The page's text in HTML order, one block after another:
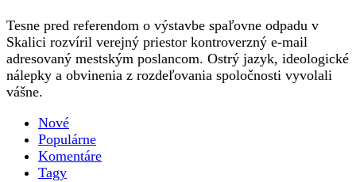
Tesne pred referendom o výstavbe spaľovne odpadu v
Skalici rozvíril verejný priestor kontroverzný e-mail
adresovaný mestským poslancom. Ostrý jazyk, ideologické
nálepky a obvinenia z rozdeľovania spoločnosti vyvolali
vášne.
Nové
Populárne
Komentáre
Tagy